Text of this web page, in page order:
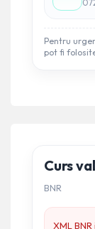
Pentru
pot fi
Curs
BNR
XML BNR